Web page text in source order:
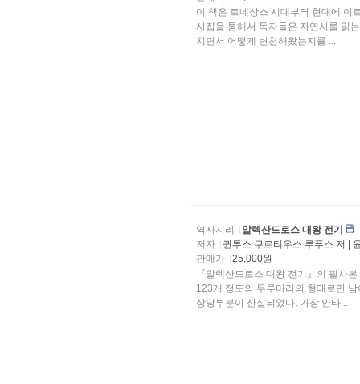
이 책은 르네상스 시대부터 현대에 이
시집을 통해서 독자들은 자연시를 읽
치면서 어떻게 변천해왔는지를 ...
역사지리
알렉산드로스 대왕 전기
저자
퀸투스 쿠르티우스 루푸스 저 |
판매가
25,000원
『알렉산드로스 대왕 전기』의 필사
123개 정도의 두루마리의 형태로만
상당부분이 산실되었다. 가장 안타...